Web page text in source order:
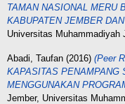
TAMAN NASIONAL MERU
KABUPATEN JEMBER
Universitas Muhammadiyah
Abadi, Taufan (2016) (Peer
KAPASITAS PENAMPANG
MENGGUNAKAN
Jember, Universitas